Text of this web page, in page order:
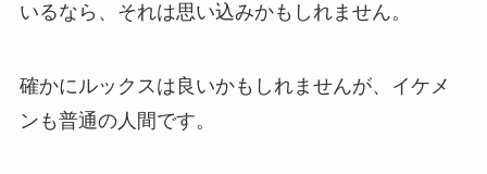
いるなら、それは思い込みかもしれません。
確かにルックスは良いかもしれませんが、イケメ
ンも普通の人間です。